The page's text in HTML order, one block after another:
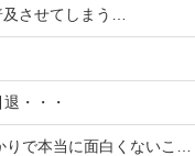
させてしまう…
・・・
ないこのゲーム←賛同の声が多数…